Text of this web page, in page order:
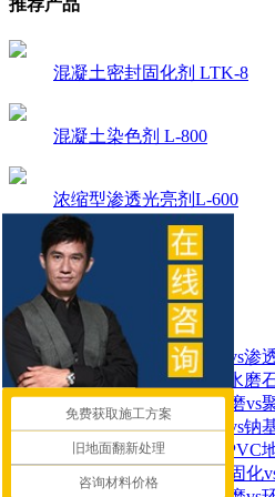
推荐产品
混凝土密封固化剂 LTK-8
混凝土染色剂 L-800
浓缩型渗透光亮剂L-600
渗透型密封硬化剂 T-70
资讯中心
2026-08-05密封固化剂vs渗
2026-08-04
固化地坪vs水磨
2026-07-30聚氨酯超耐磨vs
2026-07-29锂基固化剂vs钠
2026-07-28固化地坪vsPVC
2026-07-27 新建地面做固化
免费获取施工方案
旧地面翻新处理
咨询材料价格